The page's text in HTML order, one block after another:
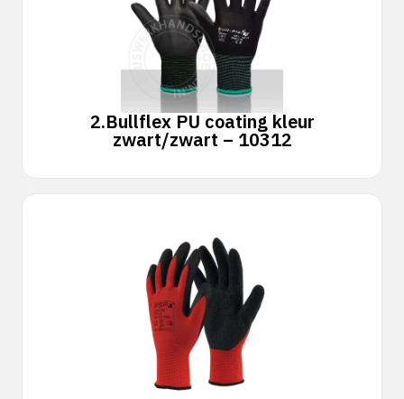
2.Bullflex PU coating kleur
zwart/zwart – 10312